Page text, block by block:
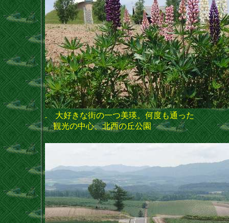
. 大好きな街の一つ美瑛。何度も通った
観光の中心、北西の丘公園